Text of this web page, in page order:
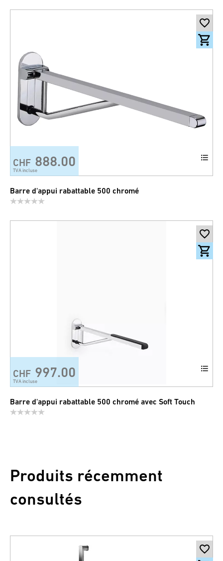
CHF 888.00
TVA incluse
Barre d'appui rabattable 500 chromé
CHF 997.00
TVA incluse
Barre d'appui rabattable 500 chromé avec Soft Touch
Produits récemment
consultés